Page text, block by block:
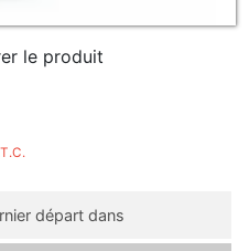
le produit
départ dans